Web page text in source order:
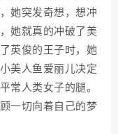
她突发奇想，想冲
她就真的冲破了美
英俊的王子时，她
美人鱼爱丽儿决定
常人类女子的腿。
一切向着自己的梦